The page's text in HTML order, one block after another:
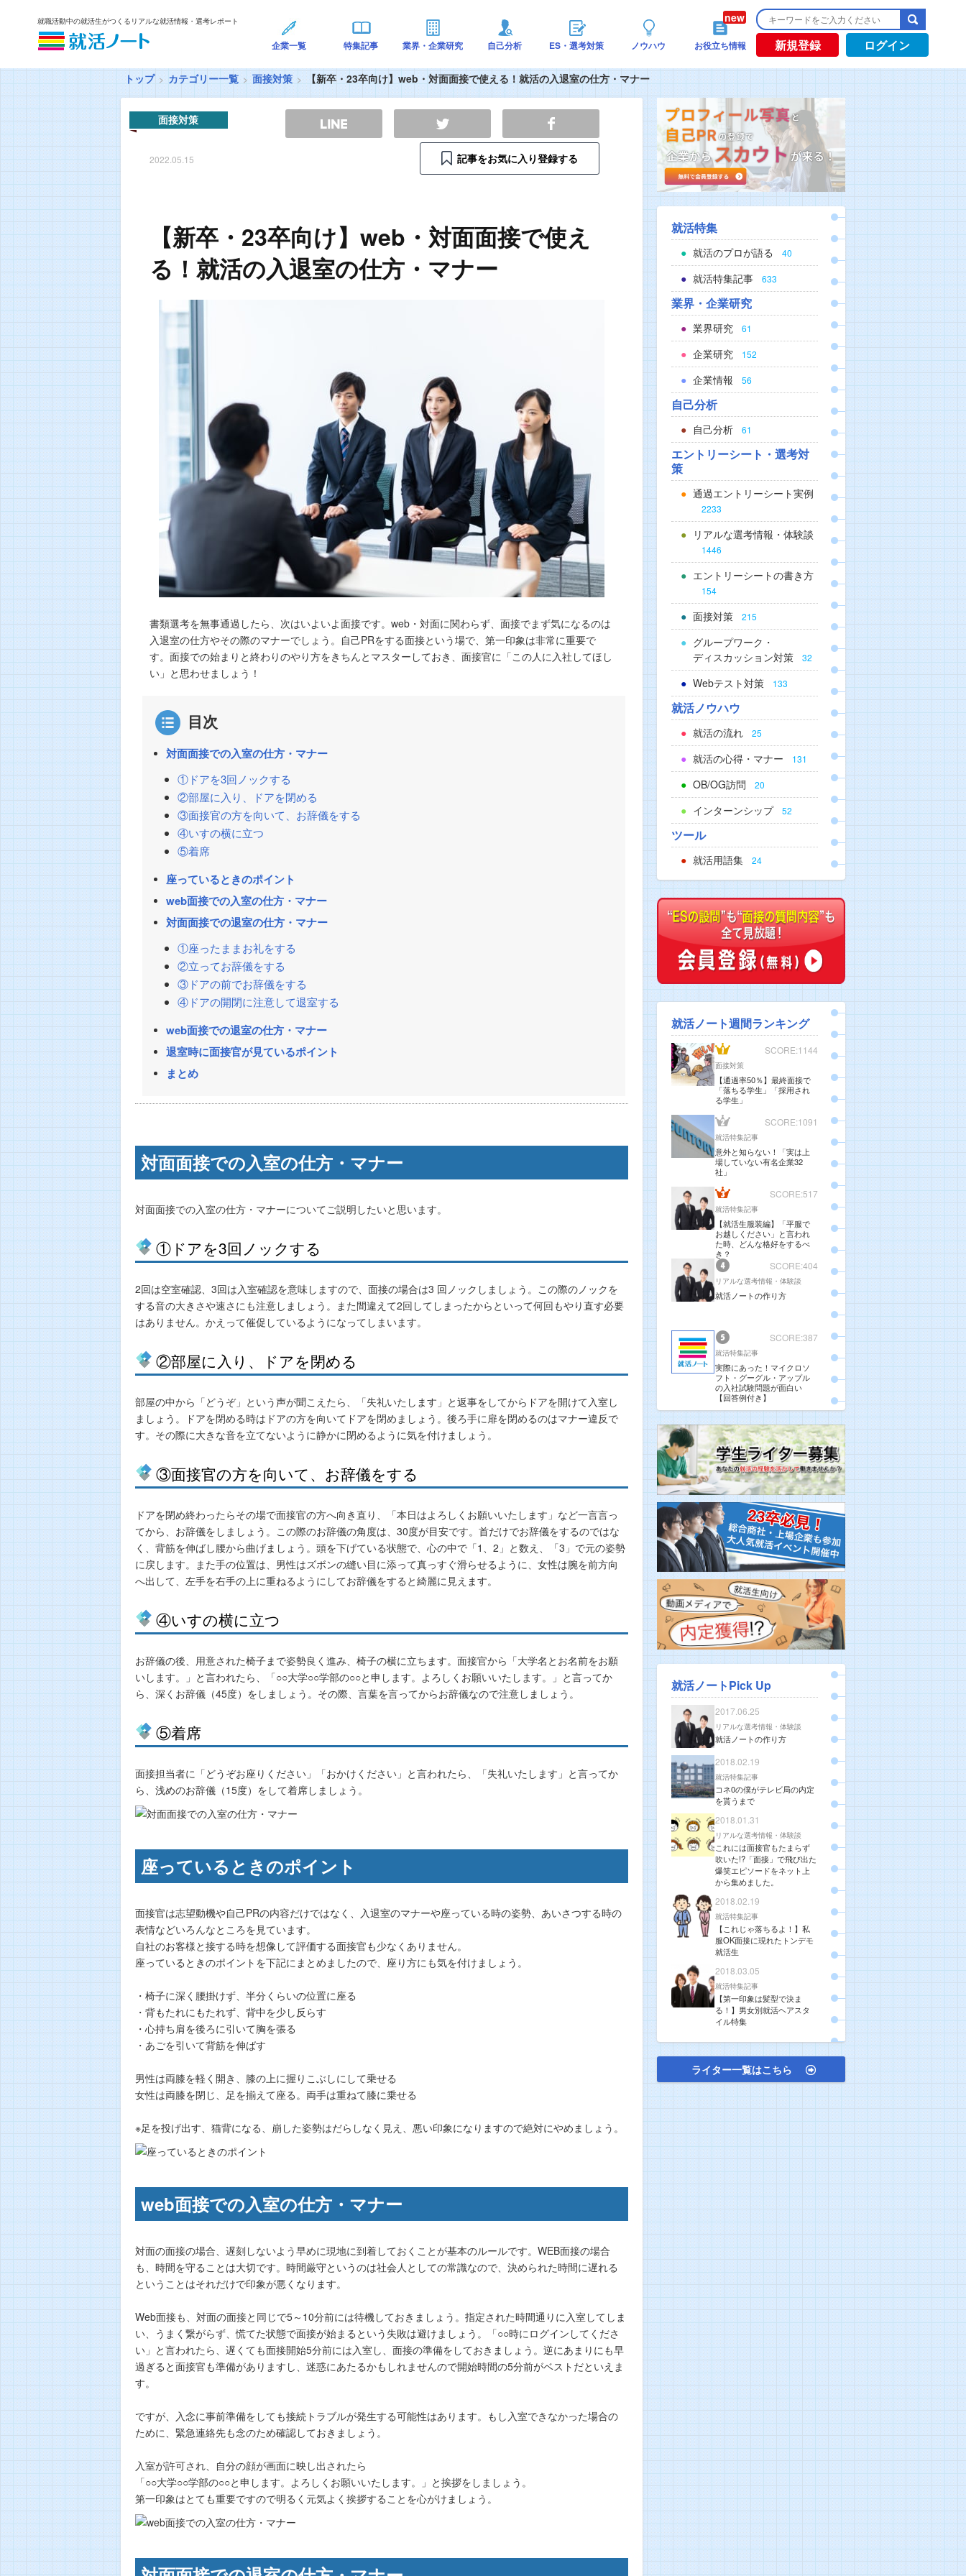
就職活動中の就活生がつくるリアルな就活情報・選考レポート
企業一覧 特集記事 業界・企業研究 自己分析 ES・選考対策 ノウハウ お役立ち情報 新規登録 ログイン
トップ カテゴリー一覧 面接対策 【新卒・23卒向け】web・対面面接で使える！就活の入退室の仕方・マナー
面接対策
2022.05.15 記事をお気に入り登録する
【新卒・23卒向け】web・対面面接で使え
る！就活の入退室の仕方・マナー
書類選考を無事通過したら、次はいよいよ面接です。web・対面に関わらず、面接でまず気になるのは
入退室の仕方やその際のマナーでしょう。自己PRをする面接という場で、第一印象は非常に重要で
す。面接での始まりと終わりのやり方をきちんとマスターしておき、面接官に「この人に入社してほし
い」と思わせましょう！
目次
対面面接での入室の仕方・マナー
①ドアを3回ノックする
②部屋に入り、ドアを閉める
③面接官の方を向いて、お辞儀をする
④いすの横に立つ
⑤着席
座っているときのポイント
web面接での入室の仕方・マナー
対面面接での退室の仕方・マナー
①座ったままお礼をする
②立ってお辞儀をする
③ドアの前でお辞儀をする
④ドアの開閉に注意して退室する
web面接での退室の仕方・マナー
退室時に面接官が見ているポイント
まとめ
対面面接での入室の仕方・マナー
対面面接での入室の仕方・マナーについてご説明したいと思います。
①ドアを3回ノックする
2回は空室確認、3回は入室確認を意味しますので、面接の場合は3 回ノックしましょう。この際のノックを
する音の大きさや速さにも注意しましょう。また間違えて2回してしまったからといって何回もやり直す必要
はありません。かえって催促しているようになってしまいます。
②部屋に入り、ドアを閉める
部屋の中から「どうぞ」という声が聞こえたら、「失礼いたします」と返事をしてからドアを開けて入室し
ましょう。ドアを閉める時はドアの方を向いてドアを閉めましょう。後ろ手に扉を閉めるのはマナー違反で
す。その際に大きな音を立てないように静かに閉めるように気を付けましょう。
③面接官の方を向いて、お辞儀をする
ドアを閉め終わったらその場で面接官の方へ向き直り、「本日はよろしくお願いいたします」など一言言っ
てから、お辞儀をしましょう。この際のお辞儀の角度は、30度が目安です。首だけでお辞儀をするのではな
く、背筋を伸ばし腰から曲げましょう。頭を下げている状態で、心の中で「1、2」と数え、「3」で元の姿勢
に戻します。また手の位置は、男性はズボンの縫い目に添って真っすぐ滑らせるように、女性は腕を前方向
へ出して、左手を右手の上に重ねるようにしてお辞儀をすると綺麗に見えます。
④いすの横に立つ
お辞儀の後、用意された椅子まで姿勢良く進み、椅子の横に立ちます。面接官から「大学名とお名前をお願
いします。」と言われたら、「○○大学○○学部の○○と申します。よろしくお願いいたします。」と言ってか
ら、深くお辞儀（45度）をしましょう。その際、言葉を言ってからお辞儀なので注意しましょう。
⑤着席
面接担当者に「どうぞお座りください」「おかけください」と言われたら、「失礼いたします」と言ってか
ら、浅めのお辞儀（15度）をして着席しましょう。
座っているときのポイント
面接官は志望動機や自己PRの内容だけではなく、入退室のマナーや座っている時の姿勢、あいさつする時の
表情などいろんなところを見ています。
自社のお客様と接する時を想像して評価する面接官も少なくありません。
座っているときのポイントを下記にまとめましたので、座り方にも気を付けましょう。
・椅子に深く腰掛けず、半分くらいの位置に座る
・背もたれにもたれず、背中を少し反らす
・心持ち肩を後ろに引いて胸を張る
・あごを引いて背筋を伸ばす
男性は両膝を軽く開き、膝の上に握りこぶしにして乗せる
女性は両膝を閉じ、足を揃えて座る。両手は重ねて膝に乗せる
※足を投げ出す、猫背になる、崩した姿勢はだらしなく見え、悪い印象になりますので絶対にやめましょう。
web面接での入室の仕方・マナー
対面の面接の場合、遅刻しないよう早めに現地に到着しておくことが基本のルールです。WEB面接の場合
も、時間を守ることは大切です。時間厳守というのは社会人としての常識なので、決められた時間に遅れる
ということはそれだけで印象が悪くなります。
Web面接も、対面の面接と同じで5～10分前には待機しておきましょう。指定された時間通りに入室してしま
い、うまく繋がらず、慌てた状態で面接が始まるという失敗は避けましょう。「○○時にログインしてくださ
い」と言われたら、遅くても面接開始5分前には入室し、面接の準備をしておきましょう。逆にあまりにも早
過ぎると面接官も準備がありますし、迷惑にあたるかもしれませんので開始時間の5分前がベストだといえま
す。
ですが、入念に事前準備をしても接続トラブルが発生する可能性はあります。もし入室できなかった場合の
ために、緊急連絡先も念のため確認しておきましょう。
入室が許可され、自分の顔が画面に映し出されたら
「○○大学○○学部の○○と申します。よろしくお願いいたします。」と挨拶をしましょう。
第一印象はとても重要ですので明るく元気よく挨拶することを心がけましょう。
就活特集
就活のプロが語る 40
就活特集記事 633
業界・企業研究
業界研究 61
企業研究 152
企業情報 56
自己分析
自己分析 61
エントリーシート・選考対
策
通過エントリーシート実例
2233
リアルな選考情報・体験談
1446
エントリーシートの書き方
154
面接対策 215
グループワーク・
ディスカッション対策
32
Webテスト対策 133
就活ノウハウ
就活の流れ 25
就活の心得・マナー 131
OB/OG訪問 20
インターンシップ 52
ツール
就活用語集 24
就活ノート週間ランキング
SCORE:1144
面接対策
【通過率50％】最終面接で
「落ちる学生」「採用され
る学生」
SCORE:1091
就活特集記事
意外と知らない！「実は上
場していない有名企業32
社」
SCORE:517
就活特集記事
【就活生服装編】「平服で
お越しください」と言われ
た時、どんな格好をするべ
き？
SCORE:404
リアルな選考情報・体験談
就活ノートの作り方
SCORE:387
就活特集記事
実際にあった！マイクロソ
フト・グーグル・アップル
の入社試験問題が面白い
【回答例付き】
就活ノートPick Up
2017.06.25
リアルな選考情報・体験談
就活ノートの作り方
2018.02.19
就活特集記事
コネ0の僕がテレビ局の内定
を貰うまで
2018.01.31
リアルな選考情報・体験談
これには面接官もたまらず
吹いた!?「面接」で飛び出た
爆笑エピソードをネット上
から集めました。
2018.02.19
就活特集記事
【これじゃ落ちるよ！】私
服OK面接に現れたトンデモ
就活生
2018.03.05
就活特集記事
【第一印象は髪型で決ま
る！】男女別就活ヘアスタ
イル特集
ライター一覧はこちら